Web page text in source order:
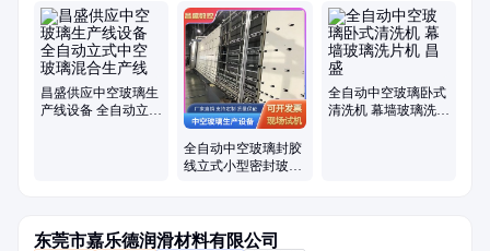
份涂胶机、气动双组份涂胶机、双组份打胶机、中空玻璃打胶机、中空玻
璃封胶线、全自动铝条折弯机、铝条折弯机、丁基胶涂布机、中空玻璃充
气线、玻璃清洗机、中空玻璃设备、全自动中空玻璃充气线、中空玻璃清
洗机、卧式玻璃清洗机、分子筛灌装机、中空玻璃充气机、旋转涂胶台、
小型中空玻璃生产设备、铝条涂布机、自助丁基胶涂布机、卧式丁基胶涂
布机
昌盛供应中空玻璃生
产线设备 全自动立式
全自动中空玻璃封胶
线立式小型密封玻璃
全自动中空玻璃卧式
清洗机 幕墙玻璃洗片
东莞市嘉乐德润滑材料有限公司